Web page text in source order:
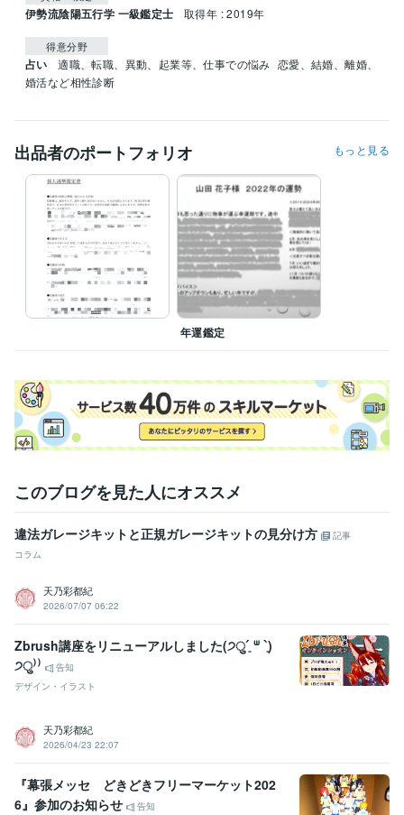
伊勢流陰陽五行学 一級鑑定士 取得年 : 2019年
得意分野
占い 適職、転職、異動、起業等、仕事での悩み 恋愛、結婚、離婚、
婚活など相性診断
出品者のポートフォリオ もっと見る
年運鑑定
このブログを見た人にオススメ
違法ガレージキットと正規ガレージキットの見分け方
記事
コラム
天乃彩都紀
2026/07/07 06:22
Zbrush講座をリニューアルしました(੭ु´͈ ᐜ `͈)
੭ु⁾⁾
告知
デザイン・イラスト
天乃彩都紀
2026/04/23 22:07
『幕張メッセ どきどきフリーマーケット202
6』参加のお知らせ
告知